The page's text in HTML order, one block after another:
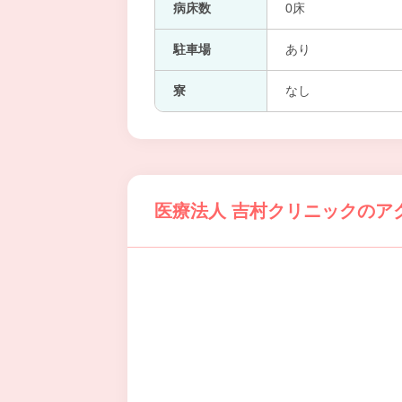
病床数 0床
駐車場 あり
寮 なし
医療法人 吉村クリニックのア